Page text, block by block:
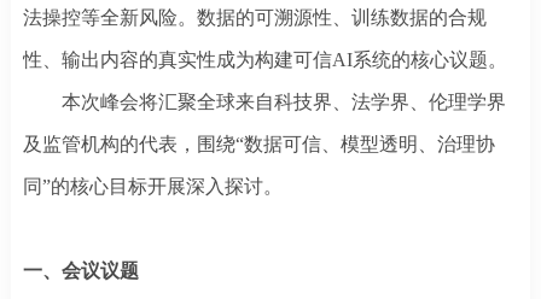
法操控等全新风险。数据的可溯源性、训练数据的合规
性、输出内容的真实性成为构建可信AI系统的核心议题。
本次峰会将汇聚全球来自科技界、法学界、伦理学界
及监管机构的代表，围绕“数据可信、模型透明、治理协
同”的核心目标开展深入探讨。
一、会议议题